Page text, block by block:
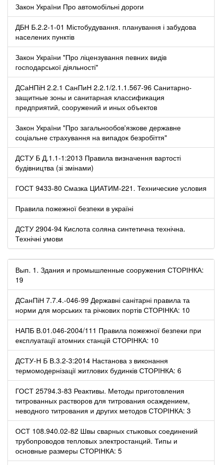
Закон України Про автомобільні дороги
ДБН Б.2.2-1-01 Містобудування. планування і забудова
населених пунктів
Закон України "Про ліцензування певних видів
господарської діяльності"
ДСаНПіН 2.2.1 СанПиН 2.2.1/2.1.1.567-96 Санитарно-
защитные зоны и санитарная классификация
предприятий, сооружений и иных объектов
Закон України "Про загальнообов'язкове державне
соціальне страхування на випадок безробіття"
ДСТУ Б Д.1.1-1:2013 Правила визначення вартості
будівництва (зі змінами)
ГОСТ 9433-80 Смазка ЦИАТИМ-221. Технические условия
Правила пожежної безпеки в україні
ДСТУ 2904-94 Кислота соляна синтетична технічна.
Технічні умови
Вып. 1. Здания и промышленные сооружения СТОРІНКА:
19
ДСанПіН 7.7.4.-046-99 Державні санітарні правила та
норми для морських та річкових портів СТОРІНКА: 10
НАПБ В.01.046-2004/111 Правила пожежної безпеки при
експлуатації атомних станцій СТОРІНКА: 10
ДСТУ-Н Б В.3.2-3:2014 Настанова з виконання
термомодернізації житлових будинків СТОРІНКА: 6
ГОСТ 25794.3-83 Реактивы. Методы приготовления
титрованных растворов для титрования осаждением,
неводного титрования и других методов СТОРІНКА: 3
ОСТ 108.940.02-82 Швы сварных стыковых соединений
трубопроводов тепловых электростанций. Типы и
основные размеры СТОРІНКА: 5